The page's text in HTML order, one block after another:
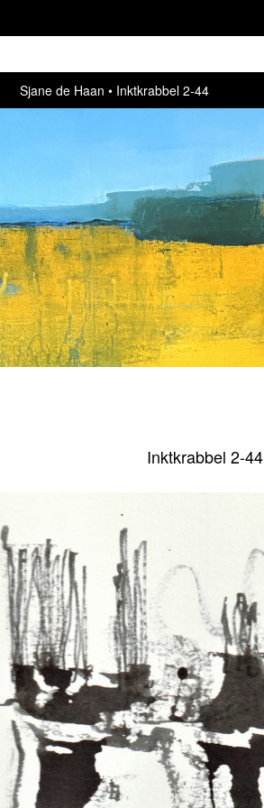
Sjane de Haan Inktkrabbel 2-44
Inktkrabbel 2-44